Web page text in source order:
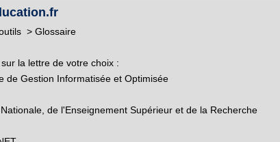
> Glossaire
la lettre de votre choix :
de Gestion Informatisée et Optimisée
de l'Enseignement Supérieur et de la Recherche